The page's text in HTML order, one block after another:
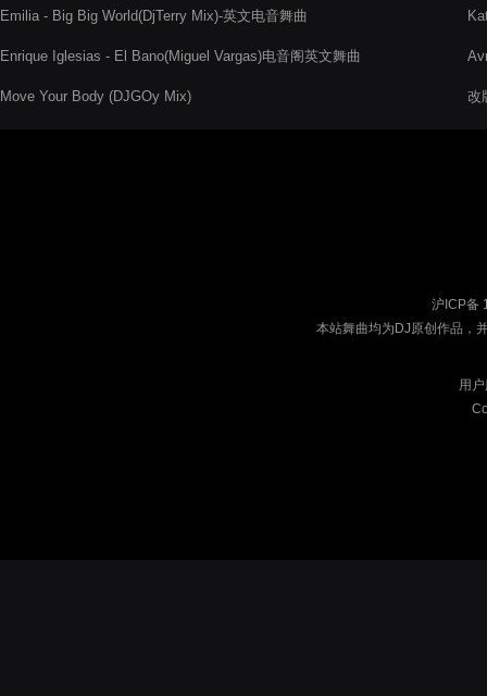
Emilia - Big Big World(DjTerry Mix)-英文电音舞曲
Enrique Iglesias - El Bano(Miguel Vargas)电音阁英文舞曲
Move Your Body (DJGOy Mix) 改
沪ICP备
本站舞曲均为DJ原创作品，
用